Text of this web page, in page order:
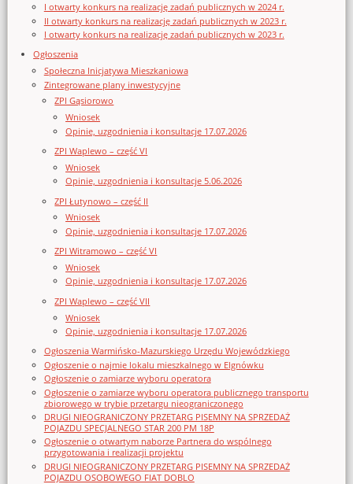
I otwarty konkurs na realizację zadań publicznych w 2024 r.
II otwarty konkurs na realizację zadań publicznych w 2023 r.
I otwarty konkurs na realizację zadań publicznych w 2023 r.
Ogłoszenia
Społeczna Inicjatywa Mieszkaniowa
Zintegrowane plany inwestycyjne
ZPI Gąsiorowo
Wniosek
Opinie, uzgodnienia i konsultacje 17.07.2026
ZPI Waplewo – część VI
Wniosek
Opinie, uzgodnienia i konsultacje 5.06.2026
ZPI Łutynowo – część II
Wniosek
Opinie, uzgodnienia i konsultacje 17.07.2026
ZPI Witramowo – część VI
Wniosek
Opinie, uzgodnienia i konsultacje 17.07.2026
ZPI Waplewo – część VII
Wniosek
Opinie, uzgodnienia i konsultacje 17.07.2026
Ogłoszenia Warmińsko-Mazurskiego Urzędu Wojewódzkiego
Ogłoszenie o najmie lokalu mieszkalnego w Elgnówku
Ogłoszenie o zamiarze wyboru operatora
Ogłoszenie o zamiarze wyboru operatora publicznego transportu
zbiorowego w trybie przetargu nieograniczonego
DRUGI NIEOGRANICZONY PRZETARG PISEMNY NA SPRZEDAŻ
POJAZDU SPECJALNEGO STAR 200 PM 18P
Ogłoszenie o otwartym naborze Partnera do wspólnego
przygotowania i realizacji projektu
DRUGI NIEOGRANICZONY PRZETARG PISEMNY NA SPRZEDAŻ
POJAZDU OSOBOWEGO FIAT DOBLO